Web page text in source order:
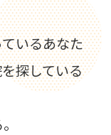
いるあなた
探している